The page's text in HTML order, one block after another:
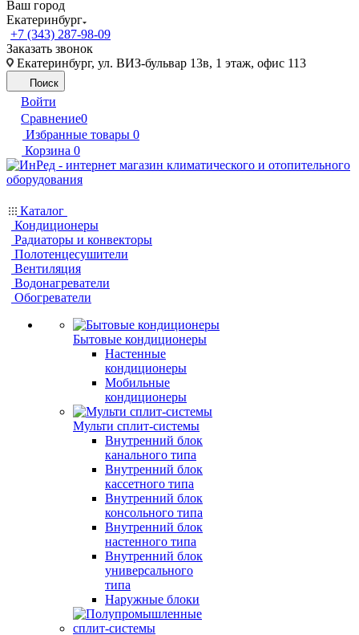
Ваш город
Екатеринбург
+7 (343) 287-98-09
Заказать звонок
Екатеринбург, ул. ВИЗ-бульвар 13в, 1 этаж, офис 113
Поиск
Войти
Сравнение0
Избранные товары 0
Корзина 0
Каталог
Кондиционеры
Радиаторы и конвекторы
Полотенцесушители
Вентиляция
Водонагреватели
Обогреватели
Бытовые кондиционеры
Настенные
кондиционеры
Мобильные
кондиционеры
Мульти сплит-системы
Внутренний блок
канального типа
Внутренний блок
кассетного типа
Внутренний блок
консольного типа
Внутренний блок
настенного типа
Внутренний блок
универсального
типа
Наружные блоки